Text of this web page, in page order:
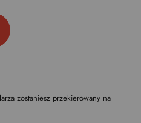
zostaniesz przekierowany na